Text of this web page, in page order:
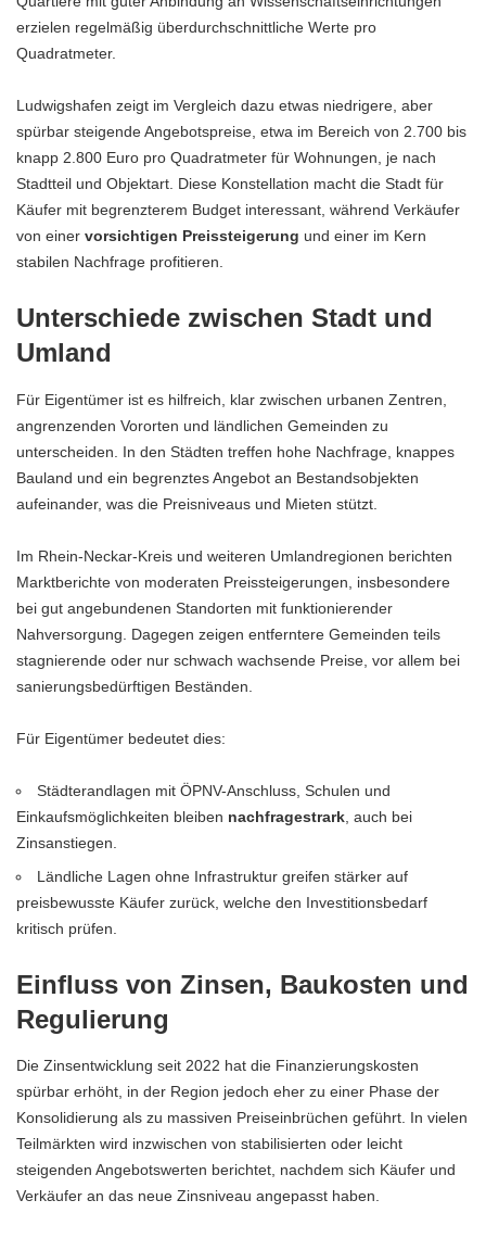
erzielen regelmäßig überdurchschnittliche Werte pro
Quadratmeter.
Ludwigshafen zeigt im Vergleich dazu etwas niedrigere, aber
spürbar steigende Angebotspreise, etwa im Bereich von 2.700 bis
knapp 2.800 Euro pro Quadratmeter für Wohnungen, je nach
Stadtteil und Objektart. Diese Konstellation macht die Stadt für
Käufer mit begrenzterem Budget interessant, während Verkäufer
von einer vorsichtigen Preissteigerung und einer im Kern
stabilen Nachfrage profitieren.
Unterschiede zwischen Stadt und
Umland
Für Eigentümer ist es hilfreich, klar zwischen urbanen Zentren,
angrenzenden Vororten und ländlichen Gemeinden zu
unterscheiden. In den Städten treffen hohe Nachfrage, knappes
Bauland und ein begrenztes Angebot an Bestandsobjekten
aufeinander, was die Preisniveaus und Mieten stützt.
Im Rhein-Neckar-Kreis und weiteren Umlandregionen berichten
Marktberichte von moderaten Preissteigerungen, insbesondere
bei gut angebundenen Standorten mit funktionierender
Nahversorgung. Dagegen zeigen entferntere Gemeinden teils
stagnierende oder nur schwach wachsende Preise, vor allem bei
sanierungsbedürftigen Beständen.
Für Eigentümer bedeutet dies:
Städterandlagen mit ÖPNV-Anschluss, Schulen und
Einkaufsmöglichkeiten bleiben nachfragestrark , auch bei
Zinsanstiegen.
Ländliche Lagen ohne Infrastruktur greifen stärker auf
preisbewusste Käufer zurück, welche den Investitionsbedarf
kritisch prüfen.
Einfluss von Zinsen, Baukosten und
Regulierung
Die Zinsentwicklung seit 2022 hat die Finanzierungskosten
spürbar erhöht, in der Region jedoch eher zu einer Phase der
Konsolidierung als zu massiven Preiseinbrüchen geführt. In vielen
Teilmärkten wird inzwischen von stabilisierten oder leicht
steigenden Angebotswerten berichtet, nachdem sich Käufer und
Verkäufer an das neue Zinsniveau angepasst haben.